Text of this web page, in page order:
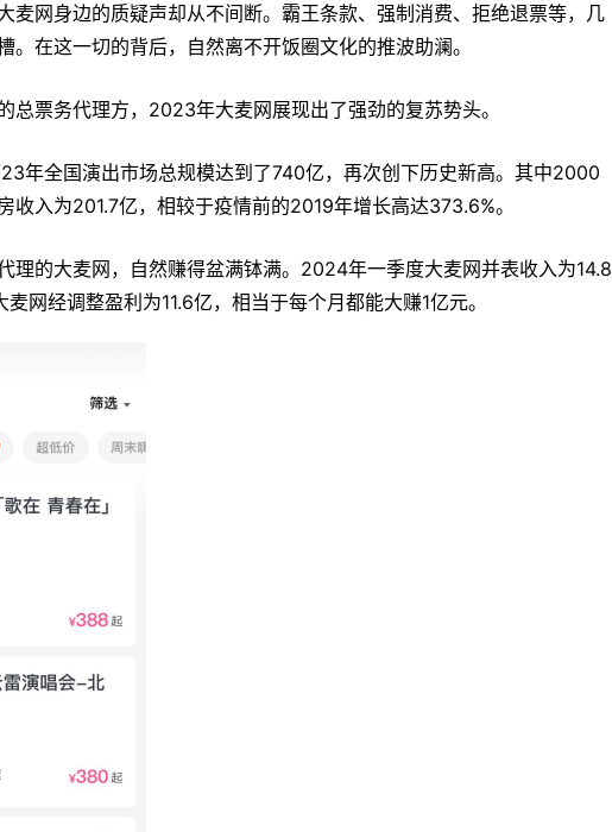
麦网身边的质疑声却从不间断。霸王条款、强制消费、拒绝退票等，几
在这一切的背后，自然离不开饭圈文化的推波助澜。
总票务代理方，2023年大麦网展现出了强劲的复苏势头。
年全国演出市场总规模达到了740亿，再次创下历史新高。其中2000
收入为201.7亿，相较于疫情前的2019年增长高达373.6%。
理的大麦网，自然赚得盆满钵满。2024年一季度大麦网并表收入为14.8
网经调整盈利为11.6亿，相当于每个月都能大赚1亿元。